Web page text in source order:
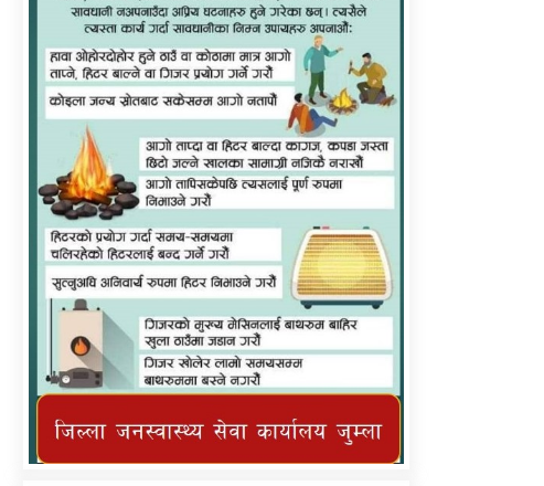
कर्णाली प्राविधि शिक्षालय जुम्लाको सुचना
तातोपानी गाउँपालिका जुम्लाको महिनावारी